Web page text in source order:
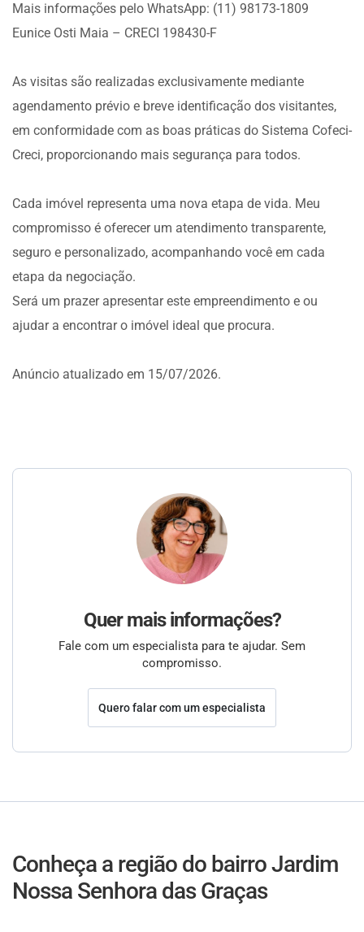
Mais informações pelo WhatsApp: (11) 98173-1809
Eunice Osti Maia – CRECI 198430-F
As visitas são realizadas exclusivamente mediante
agendamento prévio e breve identificação dos visitantes,
em conformidade com as boas práticas do Sistema Cofeci-
Creci, proporcionando mais segurança para todos.
Cada imóvel representa uma nova etapa de vida. Meu
compromisso é oferecer um atendimento transparente,
seguro e personalizado, acompanhando você em cada
etapa da negociação.
Será um prazer apresentar este empreendimento e ou
ajudar a encontrar o imóvel ideal que procura.
Anúncio atualizado em 15/07/2026.
Quer mais informações?
Fale com um especialista para te ajudar. Sem
compromisso.
Quero falar com um especialista
Conheça a região do bairro Jardim
Nossa Senhora das Graças